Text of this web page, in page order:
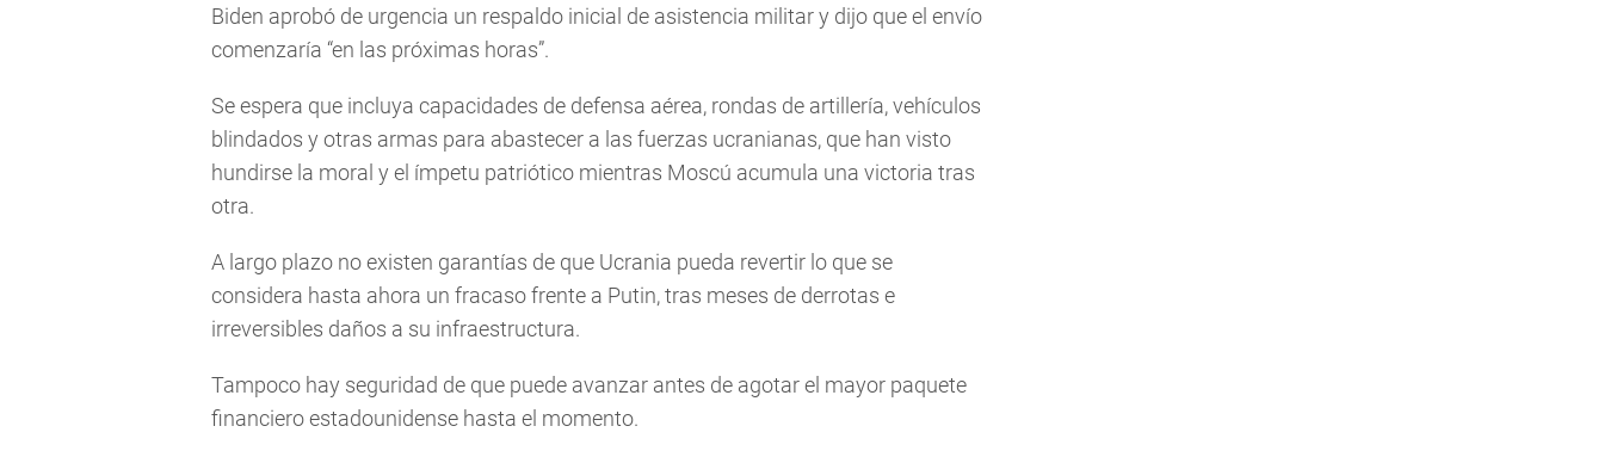
Biden aprobó de urgencia un respaldo inicial de asistencia militar y dijo que el envío
comenzaría “en las próximas horas”.
Se espera que incluya capacidades de defensa aérea, rondas de artillería, vehículos
blindados y otras armas para abastecer a las fuerzas ucranianas, que han visto
hundirse la moral y el ímpetu patriótico mientras Moscú acumula una victoria tras
otra.
A largo plazo no existen garantías de que Ucrania pueda revertir lo que se
considera hasta ahora un fracaso frente a Putin, tras meses de derrotas e
irreversibles daños a su infraestructura.
Tampoco hay seguridad de que puede avanzar antes de agotar el mayor paquete
financiero estadounidense hasta el momento.